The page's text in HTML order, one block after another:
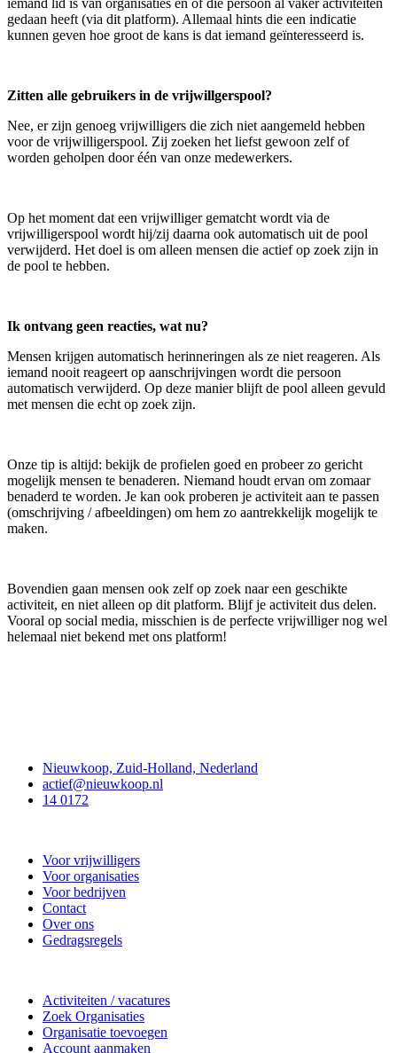
iemand lid is van organisaties en of die persoon al vaker activiteiten
gedaan heeft (via dit platform). Allemaal hints die een indicatie
kunnen geven hoe groot de kans is dat iemand geïnteresseerd is.
Zitten alle gebruikers in de vrijwillgerspool?
Nee, er zijn genoeg vrijwilligers die zich niet aangemeld hebben
voor de vrijwilligerspool. Zij zoeken het liefst gewoon zelf of
worden geholpen door één van onze medewerkers.
Op het moment dat een vrijwilliger gematcht wordt via de
vrijwilligerspool wordt hij/zij daarna ook automatisch uit de pool
verwijderd. Het doel is om alleen mensen die actief op zoek zijn in
de pool te hebben.
Ik ontvang geen reacties, wat nu?
Mensen krijgen automatisch herinneringen als ze niet reageren. Als
iemand nooit reageert op aanschrijvingen wordt die persoon
automatisch verwijderd. Op deze manier blijft de pool alleen gevuld
met mensen die echt op zoek zijn.
Onze tip is altijd: bekijk de profielen goed en probeer zo gericht
mogelijk mensen te benaderen. Niemand houdt ervan om zomaar
benaderd te worden. Je kan ook proberen je activiteit aan te passen
(omschrijving / afbeeldingen) om hem zo aantrekkelijk mogelijk te
maken.
Bovendien gaan mensen ook zelf op zoek naar een geschikte
activiteit, en niet alleen op dit platform. Blijf je activiteit dus delen.
Vooral op social media, misschien is de perfecte vrijwilliger nog wel
helemaal niet bekend met ons platform!
Nieuwkoop, Zuid-Holland, Nederland
actief@nieuwkoop.nl
14 0172
Voor vrijwilligers
Voor organisaties
Voor bedrijven
Contact
Over ons
Gedragsregels
Activiteiten / vacatures
Zoek Organisaties
Organisatie toevoegen
Account aanmaken